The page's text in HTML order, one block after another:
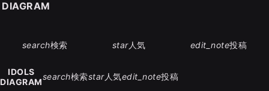
search検索 star人気 edit_note投稿
IDOLS
DIAGRAM
search検索star人気edit_note投稿